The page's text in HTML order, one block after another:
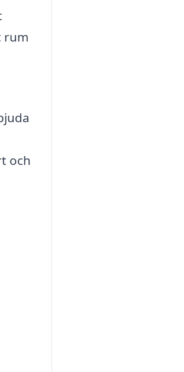
rum
och